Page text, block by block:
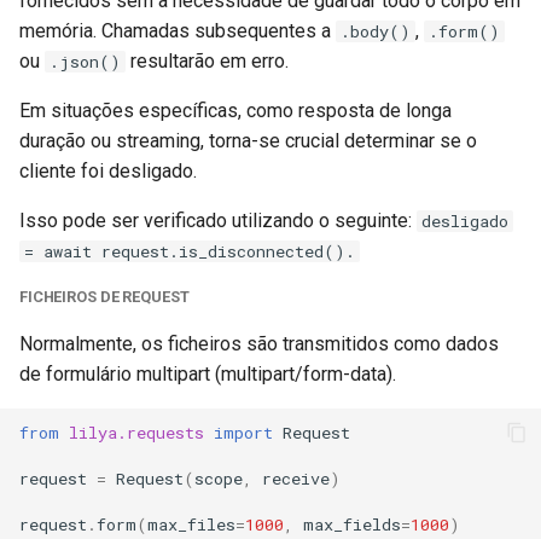
memória. Chamadas subsequentes a
.body() , .form()
ou .json() resultarão em erro.
Em situações específicas, como resposta de longa
duração ou streaming, torna-se crucial determinar se o
cliente foi desligado.
Isso pode ser verificado utilizando o seguinte: desligado
= await request.is_disconnected().
FICHEIROS DE REQUEST
Normalmente, os ficheiros são transmitidos como dados
de formulário multipart (multipart/form-data).
from lilya.requests import Request
request = Request( scope receive)
request .form(max_files=1000 max_fields=1000)